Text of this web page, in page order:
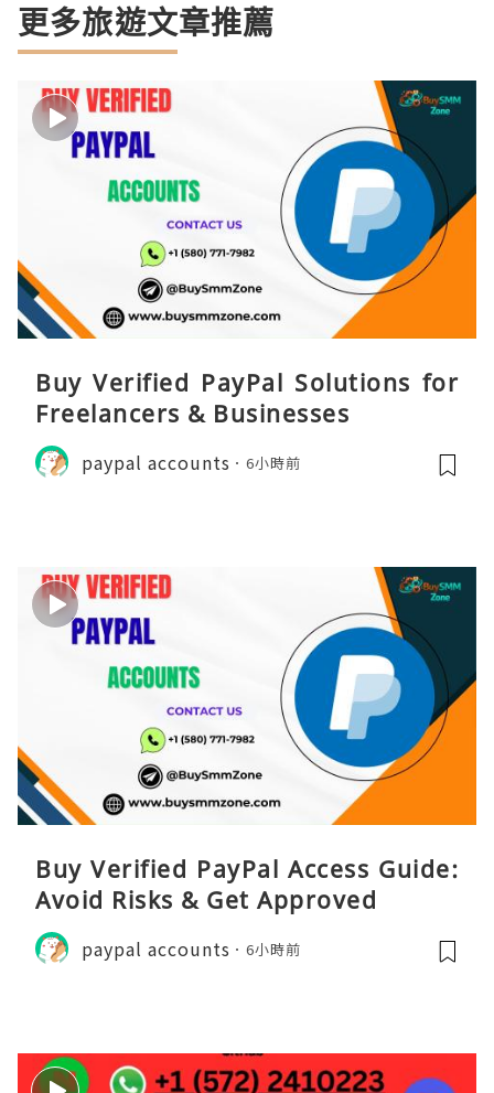
更多旅遊文章推薦
Buy Verified PayPal Solutions for
Freelancers & Businesses
paypal accounts 6小時前
Buy Verified PayPal Access Guide:
Avoid Risks & Get Approved
paypal accounts 6小時前